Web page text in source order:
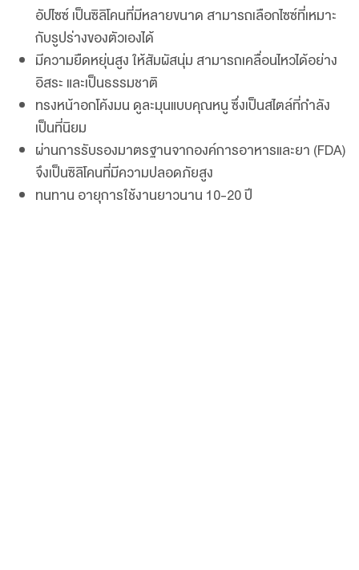
อัปไซซ์ เป็นซิลิโคนที่มีหลายขนาด สามารถเลือกไซซ์ที่เหมาะ
กับรูปร่างของตัวเองได้
มีความยืดหยุ่นสูง ให้สัมผัสนุ่ม สามารถเคลื่อนไหวได้อย่าง
อิสระ และเป็นธรรมชาติ
ทรงหน้าอกโค้งมน ดูละมุนแบบคุณหนู ซึ่งเป็นสไตล์ที่กำลัง
เป็นที่นิยม
ผ่านการรับรองมาตรฐานจากองค์การอาหารและยา (FDA)
จึงเป็นซิลิโคนที่มีความปลอดภัยสูง
ทนทาน อายุการใช้งานยาวนาน 10-20 ปี